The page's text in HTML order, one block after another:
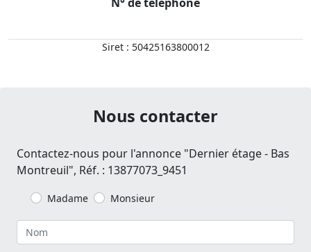
Siret : 50425163800012
Nous contacter
Contactez-nous pour l'annonce "Dernier étage - Bas
Montreuil", Réf. : 13877073_9451
Madame Monsieur